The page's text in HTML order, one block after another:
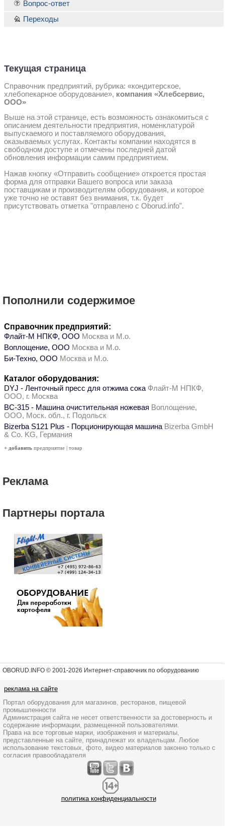
Текущая страница
Справочник предприятий, рубрика: «кондитерское,
хлебопекарное оборудование», компания «Хлебсервис,
ООО»
Выше на этой странице, есть возможность ознакомиться с
описанием деятельности предприятия, номенклатурой
выпускаемого и поставляемого оборудования,
оказываемых услугах. Контакты компании находятся в
свободном доступе и отмечены последней датой
обновления информации самим предприятием.
Нажав кнопку «Отправить сообщение» откроется простая
форма для отправки Вашего вопроса или заказа
поставщикам и производителям оборудования, и которое
уже точно не оставят без внимания, т.к. будет
присутствовать отметка "отправлено с Oborud.info".
Вопрос-ответ
Переходы
Пополнили содержимое
Справочник предприятий:
Флайт-М НПКФ, ООО Москва и М.о.
Воплощение, ООО Москва и М.о.
Би-Техно, ООО Москва и М.о.
Каталог оборудования:
DYJ - Ленточный пресс для отжима сока Флайт-М НПКФ,
ООО, г. Москва
ВС-315 - Машина очистительная ножевая Воплощение,
ООО, Моск. обл., г. Подольск
Bizerba S121 Plus - Порционирующая машина Bizerba GmbH
& Co. KG, Германия
+ добавить предприятие | товар
Реклама
Партнеры портала
OBORUD.INFO © 2001-2026 Интернет-справочник по оборудованию
реклама на сайте
Портал оборудования для магазинов, ресторанов, пищевой
промышленности
Администрация сайта не несет ответственности за достоверность и
содержание информации, размещенной пользователями.
Права на все торговые марки, изображения и материалы,
представленные на сайте, принадлежат их владельцам. Любое
использование текстовых, фото, видео материалов законно только с
согласия правообладателя
политика конфиденциальности